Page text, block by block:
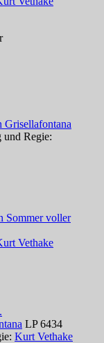
Grisellafontana
und Regie:
Sommer voller
Vethake
LP 6434
Kurt Vethake